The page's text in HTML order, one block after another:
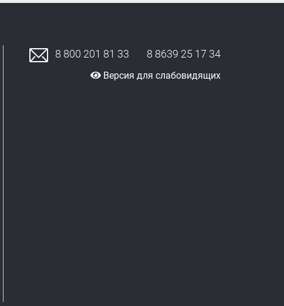
8 800 201 81 33 8 8639 25 17 34
Версия для слабовидящих